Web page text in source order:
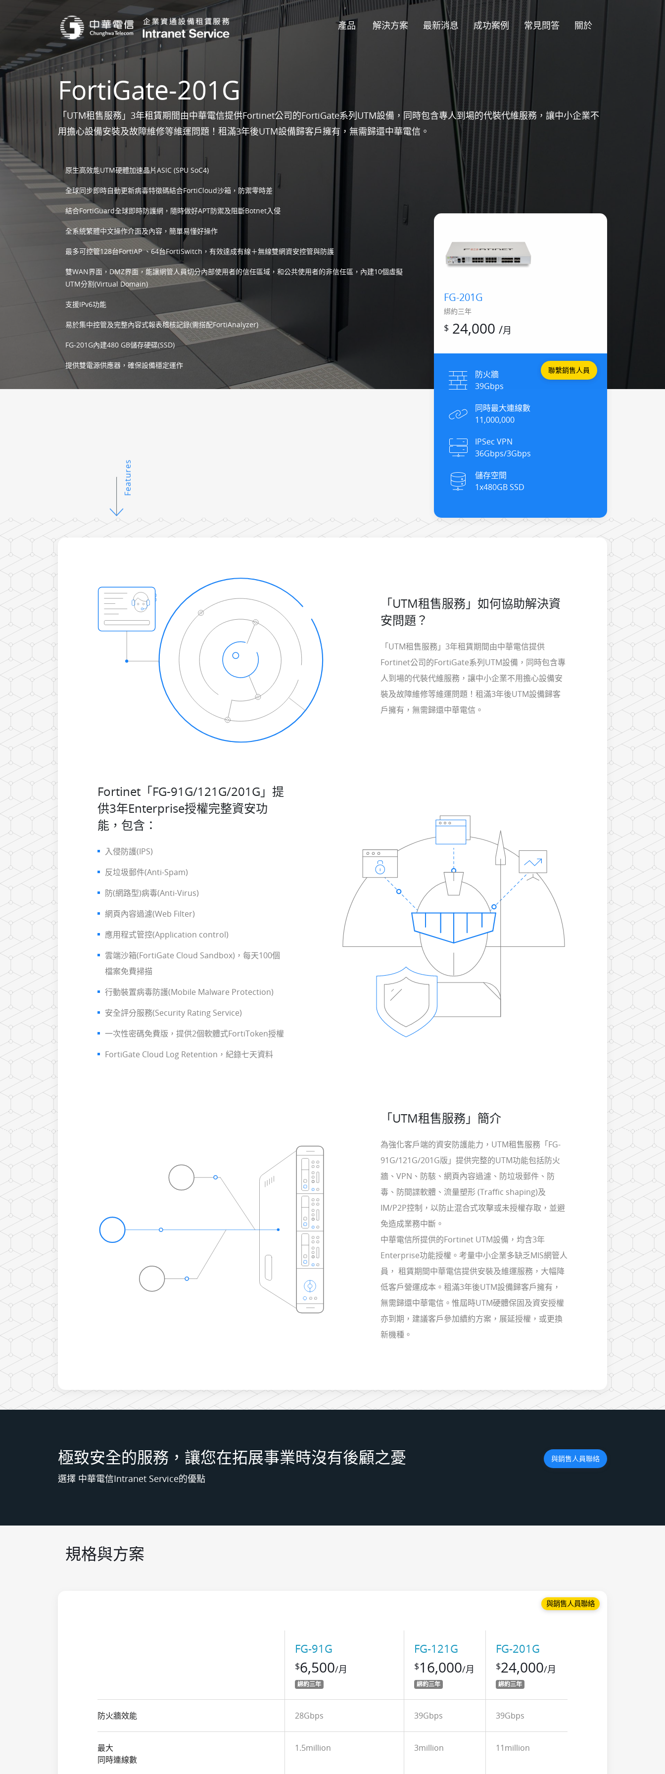
產品 解決方案 最新消息 成功案例 常見問答 關於
FortiGate-201G
「UTM租售服務」3年租賃期間由中華電信提供Fortinet公司的FortiGate系列UTM設備，同時包含專人到場的代裝代維服務，讓中小企業不
用擔心設備安裝及故障維修等維運問題！租滿3年後UTM設備歸客戶擁有，無需歸還中華電信。
原生高效能UTM硬體加速晶片ASIC (SPU SoC4)
全球同步即時自動更新病毒特徵碼結合FortiCloud沙箱，防禦零時差
結合FortiGuard全球即時防護網，隨時做好APT防禦及阻斷Botnet入侵
全系統繁體中文操作介面及內容，簡單易懂好操作
最多可控管128台FortiAP 、64台FortiSwitch，有效達成有線＋無線雙網資安控管與防護
雙WAN界面，DMZ界面，能讓網管人員切分內部使用者的信任區域，和公共使用者的非信任區，內建10個虛擬
UTM分割(Virtual Domain)
支援IPv6功能
易於集中控管及完整內容式報表稽核記錄(需搭配FortiAnalyzer)
FG-201G內建480 GB儲存硬碟(SSD)
提供雙電源供應器，確保設備穩定運作
Features
FG-201G
綁約三年
$ 24,000 /月
聯繫銷售人員
防火牆
39Gbps
同時最大連線數
11,000,000
IPSec VPN
36Gbps/3Gbps
儲存空間
1x480GB SSD
「UTM租售服務」如何協助解決資
安問題？
「UTM租售服務」3年租賃期間由中華電信提供
Fortinet公司的FortiGate系列UTM設備，同時包含專
人到場的代裝代維服務，讓中小企業不用擔心設備安
裝及故障維修等維運問題！租滿3年後UTM設備歸客
戶擁有，無需歸還中華電信。
Fortinet「FG-91G/121G/201G」提
供3年Enterprise授權完整資安功
能，包含：
入侵防護(IPS)
反垃圾郵件(Anti-Spam)
防(網路型)病毒(Anti-Virus)
網頁內容過濾(Web Filter)
應用程式管控(Application control)
雲端沙箱(FortiGate Cloud Sandbox)，每天100個
檔案免費掃描
行動裝置病毒防護(Mobile Malware Protection)
安全評分服務(Security Rating Service)
一次性密碼免費版，提供2個軟體式FortiToken授權
FortiGate Cloud Log Retention，紀錄七天資料
「UTM租售服務」簡介
為強化客戶端的資安防護能力，UTM租售服務「FG-
91G/121G/201G版」提供完整的UTM功能包括防火
牆、VPN、防駭、網頁內容過濾、防垃圾郵件、防
毒、防間諜軟體、流量塑形 (Traffic shaping)及
IM/P2P控制，以防止混合式攻擊或未授權存取，並避
免造成業務中斷。
中華電信所提供的Fortinet UTM設備，均含3年
Enterprise功能授權。考量中小企業多缺乏MIS網管人
員， 租賃期間中華電信提供安裝及維運服務，大幅降
低客戶營運成本。租滿3年後UTM設備歸客戶擁有，
無需歸還中華電信。惟屆時UTM硬體保固及資安授權
亦到期，建議客戶參加續約方案，展延授權，或更換
新機種。
極致安全的服務，讓您在拓展事業時沒有後顧之憂
選擇 中華電信Intranet Service的優點
與銷售人員聯絡
規格與方案
與銷售人員聯絡
FG-91G
$6,500/月
綁約三年
FG-121G
$16,000/月
綁約三年
FG-201G
$24,000/月
綁約三年
防火牆效能 28Gbps 39Gbps 39Gbps
最大
同時連線數
1.5million 3million 11million